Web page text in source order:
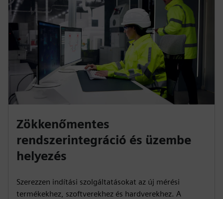
Zökkenőmentes
rendszerintegráció és üzembe
helyezés
Szerezzen indítási szolgáltatásokat az új mérési
termékekhez, szoftverekhez és hardverekhez. A